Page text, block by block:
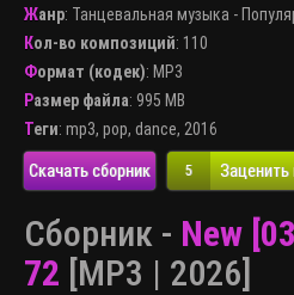
Жанр: Танцевальная музыка -
Кол-во композиций: 110
Формат (кодек): MP3
Размер файла: 995 MB
Теги: mp3, pop, dance, 2016
Скачать сборник 5 Заценить
Сборник - New
72 [MP3 | 2026]